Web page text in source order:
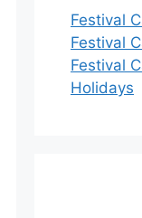
Festival
Festival
Festival
Holidays